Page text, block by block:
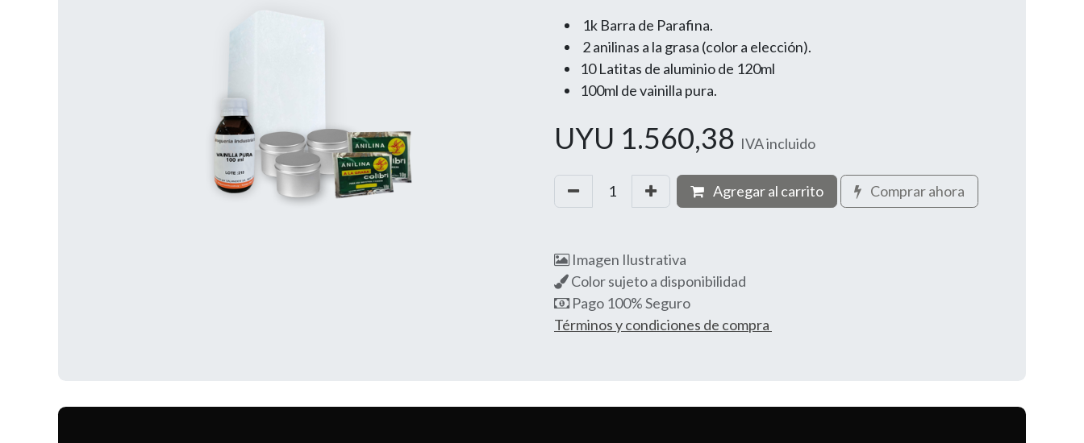
1k Barra de Parafina.
2 anilinas a la grasa (color a elección).
10 Latitas de aluminio de 120ml
100ml de vainilla pura.
UYU 1.560,38 IVA incluido
Agregar al carrito Comprar ahora
Imagen Ilustrativa
Color sujeto a disponibilidad
Pago 100% Seguro
Términos y condiciones de compra